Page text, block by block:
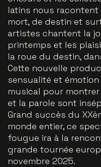
latins nous racontent
mort, de destin et
artistes chantent la
printemps et les
la roue du destin,
Cette nouvelle
sensualité et
musical pour
et la parole sont
Grand succès du
monde entier, ce
fougue ira à la
grande tournée
novembre 2025.